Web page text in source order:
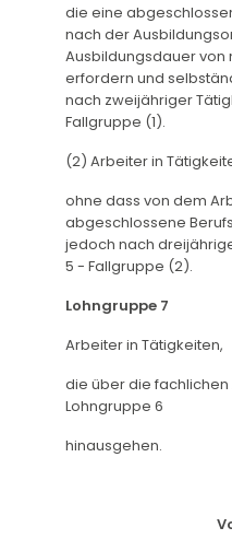
die eine
nach der
Ausbildungsdauer von
erfordern und
nach zweijähriger
Fallgruppe (1).
(2) Arbeiter in
ohne dass von dem
abgeschlossene
jedoch nach
5 - Fallgruppe (2).
Lohngruppe 7
Arbeiter in Tätigkeiten,
die über die
Lohngruppe 6
hinausgehen.